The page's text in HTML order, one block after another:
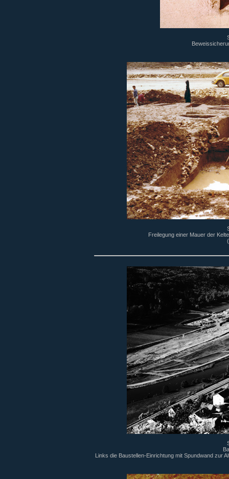
Freilegung einer Mauer der
Links die Baustellen-Einrichtung mit Spundwand zur